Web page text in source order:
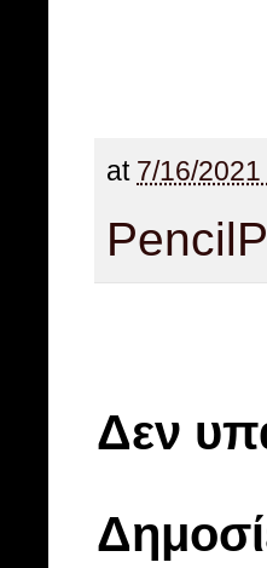
at 7/16/
Pencil
Δεν